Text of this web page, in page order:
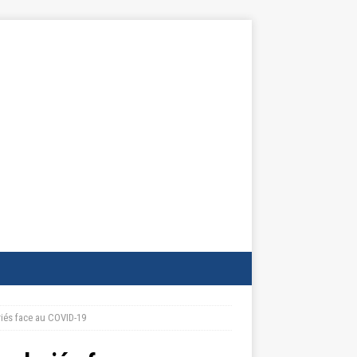
face au COVID-19